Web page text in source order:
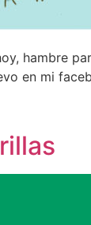
hambre
en mi